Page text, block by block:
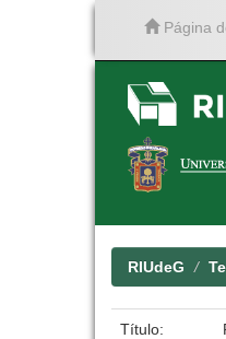
Página
RIUdeG
Título: